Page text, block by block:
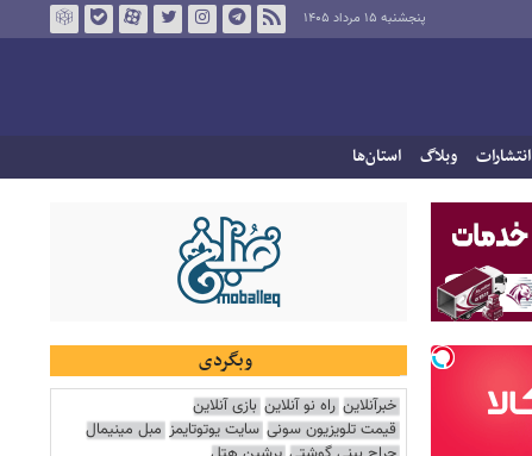
پنجشنبه ۱۵ مرداد ۱۴۰۵
انتشارات وبلاگ استان‌ها
وبگردی
خبرآنلاین راه نو آنلاین بازی آنلاین
قیمت تلویزیون سونی سایت یوتوتایمز مبل مینیمال